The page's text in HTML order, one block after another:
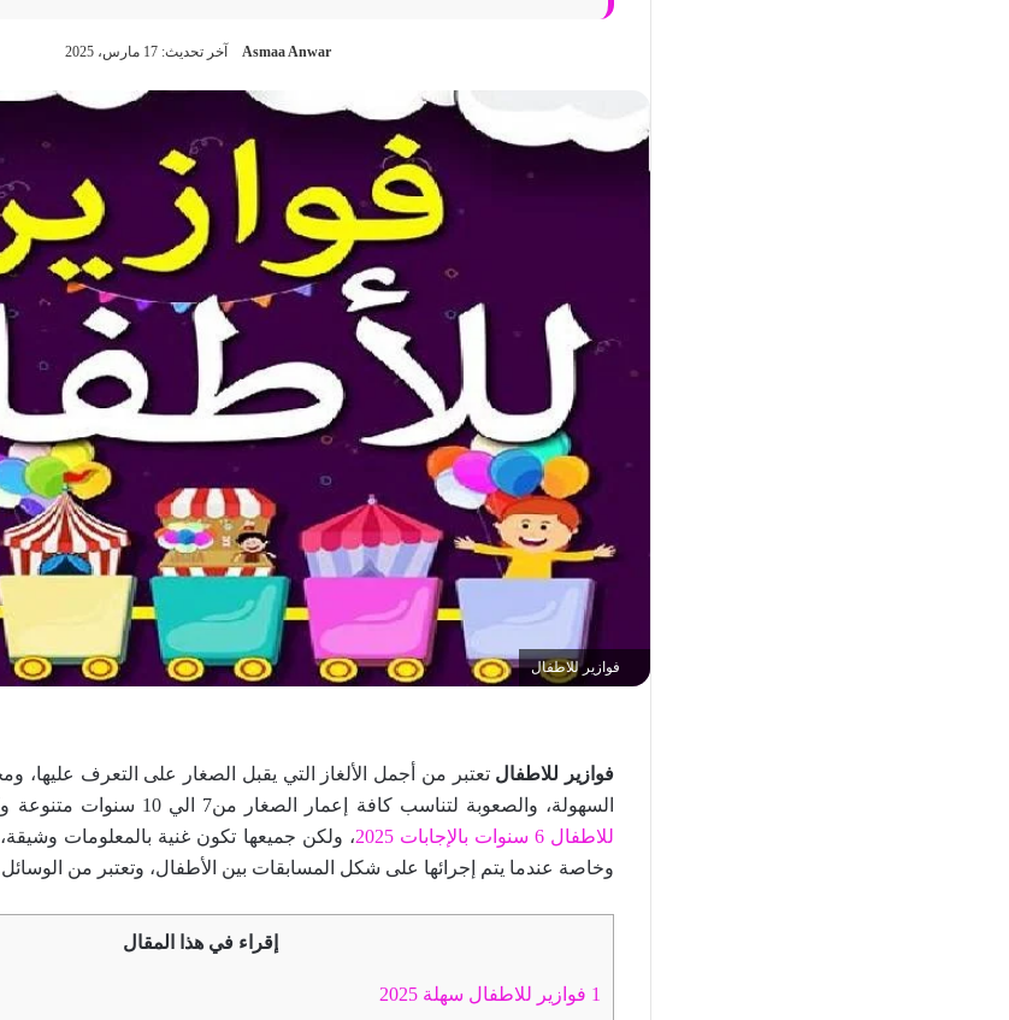
Asmaa Anwar آخر تحديث: 17 مارس، 2025
فوازير للاطفال
فوازير للاطفال تعتبر من أجمل الألغاز التي يقبل الصغار على التعرف عليها،
السهولة، والصعوبة لتناسب كافة إعمار الصغار من7 الي 10 سنوات متنوعة وكذلك
للاطفال 6 سنوات بالإجابات 2025
، ولكن جميعها تكون غنية بالمعلومات
وخاصة عندما يتم إجرائها على شكل المسابقات بين الأطفال، وتعتبر من الوسائل
إقراء في هذا المقال
1 فوازير للاطفال سهلة 2025